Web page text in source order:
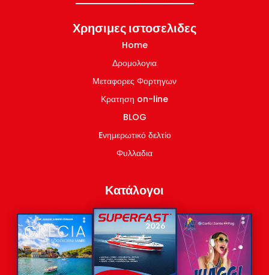
Εσωτερικες Γραμμες Ελλάδα
Χρησιμες ιστοσελιδες
Home
Δρομολογια
Μεταφορες Φορτηγων
Κρατηση on-line
BLOG
Eνημερωτικό δελτίο
Φυλλαδια
Κατάλογοι